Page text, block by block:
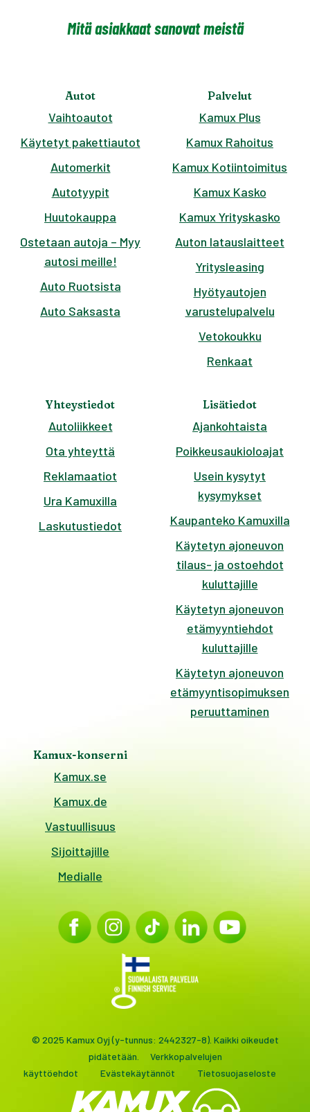
Mitä asiakkaat sanovat meistä
Autot
Vaihtoautot
Käytetyt pakettiautot
Automerkit
Autotyypit
Huutokauppa
Ostetaan autoja – Myy
autosi meille!
Auto Ruotsista
Auto Saksasta
Palvelut
Kamux Plus
Kamux Rahoitus
Kamux Kotiintoimitus
Kamux Kasko
Kamux Yrityskasko
Auton latauslaitteet
Yritysleasing
Hyötyautojen
varustelupalvelu
Vetokoukku
Renkaat
Yhteystiedot
Autoliikkeet
Ota yhteyttä
Reklamaatiot
Ura Kamuxilla
Laskutustiedot
Lisätiedot
Ajankohtaista
Poikkeusaukioloajat
Usein kysytyt
kysymykset
Kaupanteko Kamuxilla
Käytetyn ajoneuvon
tilaus- ja ostoehdot
kuluttajille
Käytetyn ajoneuvon
etämyyntiehdot
kuluttajille
Käytetyn ajoneuvon
etämyyntisopimuksen
peruuttaminen
Kamux-konserni
Kamux.se
Kamux.de
Vastuullisuus
Sijoittajille
Medialle
© 2025 Kamux Oyj (y-tunnus: 2442327-8). Kaikki oikeudet
pidätetään.
Verkkopalvelujen
käyttöehdot
Evästekäytännöt Tietosuojaseloste